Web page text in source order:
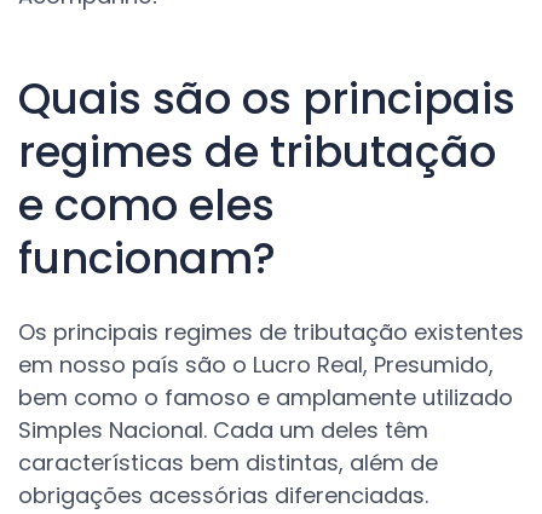
Quais são os principais
regimes de tributação
e como eles
funcionam?
Os principais regimes de tributação existentes
em nosso país são o Lucro Real, Presumido,
bem como o famoso e amplamente utilizado
Simples Nacional. Cada um deles têm
características bem distintas, além de
obrigações acessórias diferenciadas.